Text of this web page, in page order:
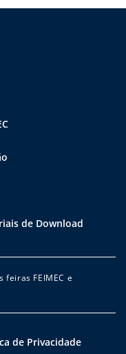
de Download
feiras FEIMEC e
de Privacidade